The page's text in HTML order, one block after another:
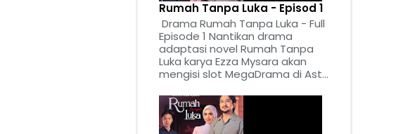
Rumah Tanpa Luka - Episod 1
Drama Rumah Tanpa Luka - Full
Episode 1 Nantikan drama
adaptasi novel Rumah Tanpa
Luka karya Ezza Mysara akan
mengisi slot MegaDrama di Ast...